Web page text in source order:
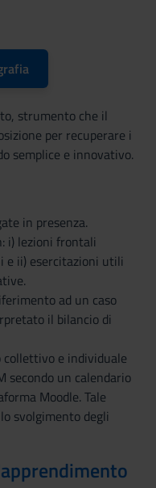
strumento che il
per recuperare i
semplice e innovativo.
in presenza.
i) lezioni frontali
e ii) esercitazioni utili
ad un caso
il bilancio di
collettivo e individuale
secondo un calendario
Moodle. Tale
svolgimento degli